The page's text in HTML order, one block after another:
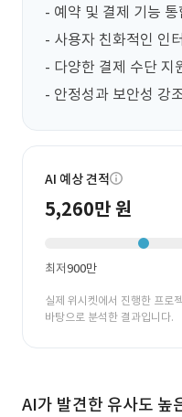
- 예약 및 결제 기능 통
- 사용자 친화적인 인
- 다양한 결제 수단 지
- 안정성과 보안성 강
AI 예상 견적
5,260만 원
최저900만
실제 위시켓에서 진행한 프로
바탕으로 분석한 결과입니다.
AI가 발견한 유사도 높